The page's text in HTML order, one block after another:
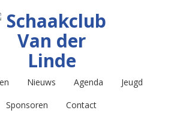
Nieuws Agenda
Jeugd
Sponsoren Contact